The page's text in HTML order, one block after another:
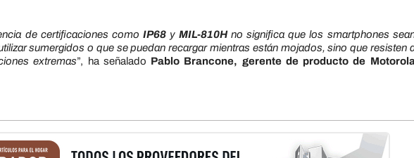
de certificaciones como IP68yMIL-810Hno significa que los smartphones
sumergidos o que se puedan recargar mientras están mojados, sino que resisten
extremas”, ha señalado Pablo Brancone, gerente de producto de